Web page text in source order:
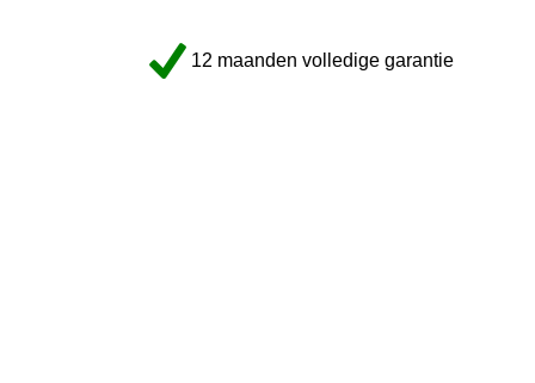
12 maanden volledige garantie